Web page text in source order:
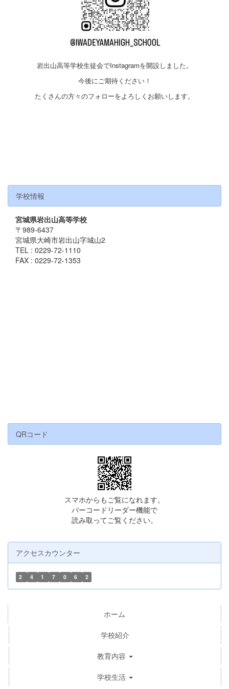
岩出山高等学校生徒会でInstagramを開設しました。
今後にご期待ください！
たくさんの方々のフォローをよろしくお願いします。
学校情報
宮城県岩出山高等学校
〒989-6437
宮城県大崎市岩出山字城山2
TEL : 0229-72-1110
FAX : 0229-72-1353
QRコード
スマホからもご覧になれます。
バーコードリーダー機能で
読み取ってご覧ください。
アクセスカウンター
2 4 1 7 0 6 2
ホーム
学校紹介
教育内容
学校生活